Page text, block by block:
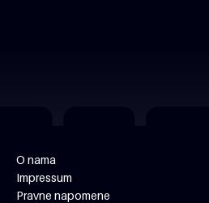
O nama
Impressum
Pravne napomene